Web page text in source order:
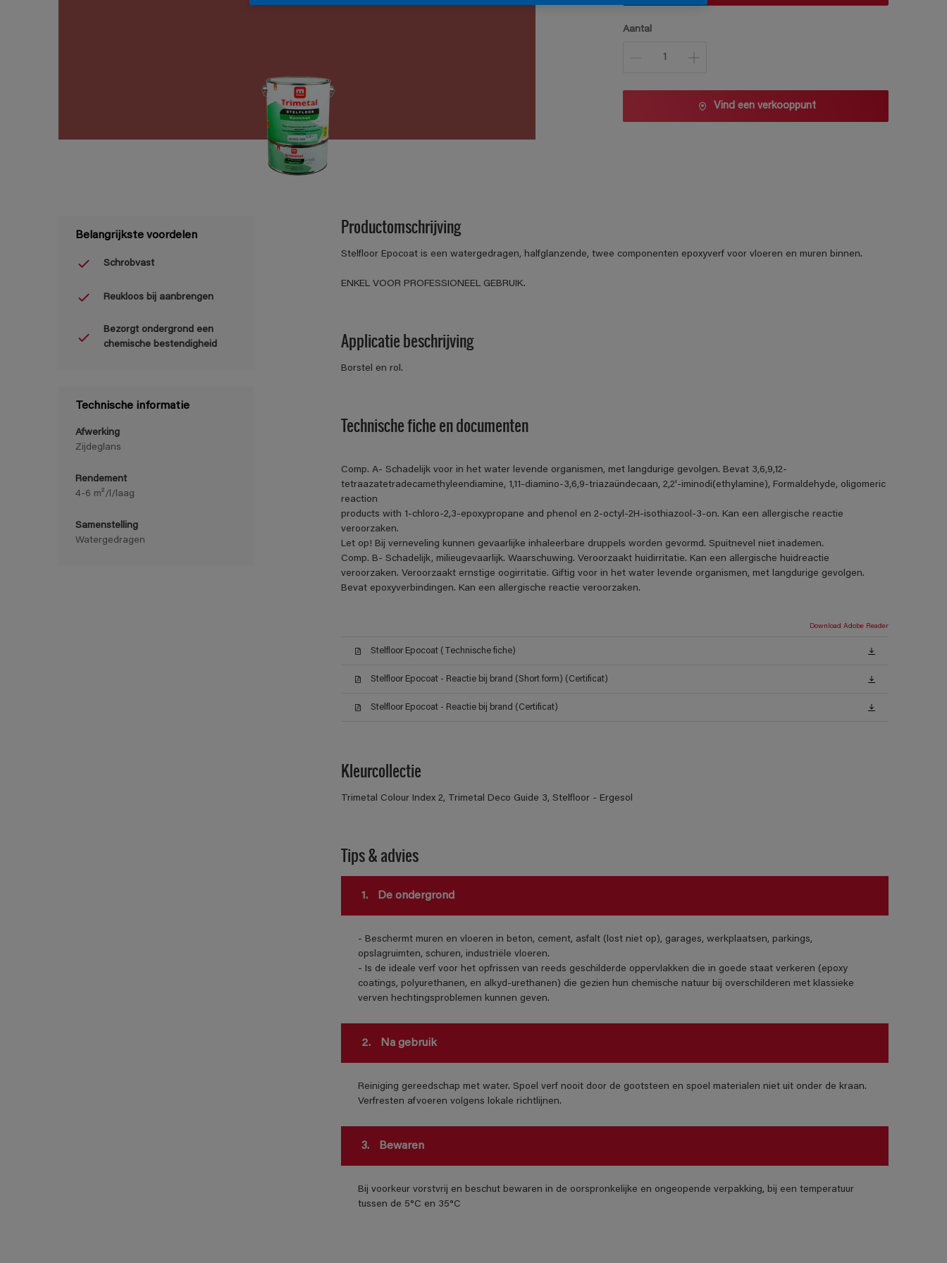
Aantal
Vind een verkooppunt
Belangrijkste voordelen
Schrobvast
Reukloos bij aanbrengen
Bezorgt ondergrond een
chemische bestendigheid
Technische informatie
Afwerking
Zijdeglans
Rendement
4-6 m²/l/laag
Samenstelling
Watergedragen
Productomschrijving
Stelfloor Epocoat is een watergedragen, halfglanzende, twee componenten epoxyverf voor vloeren en muren binnen.
ENKEL VOOR PROFESSIONEEL GEBRUIK.
Applicatie beschrijving
Borstel en rol.
Technische fiche en documenten
Comp. A- Schadelijk voor in het water levende organismen, met langdurige gevolgen. Bevat 3,6,9,12-
tetraazatetradecamethyleendiamine, 1,11-diamino-3,6,9-triazaündecaan, 2,2'-iminodi(ethylamine), Formaldehyde, oligomeric
reaction
products with 1-chloro-2,3-epoxypropane and phenol en 2-octyl-2H-isothiazool-3-on. Kan een allergische reactie
veroorzaken.
Let op! Bij verneveling kunnen gevaarlijke inhaleerbare druppels worden gevormd. Spuitnevel niet inademen.
Comp. B- Schadelijk, milieugevaarlijk. Waarschuwing. Veroorzaakt huidirritatie. Kan een allergische huidreactie
veroorzaken. Veroorzaakt ernstige oogirritatie. Giftig voor in het water levende organismen, met langdurige gevolgen.
Bevat epoxyverbindingen. Kan een allergische reactie veroorzaken.
Download Adobe Reader
Stelfloor Epocoat (Technische fiche)
Stelfloor Epocoat - Reactie bij brand (Short form) (Certificat)
Stelfloor Epocoat - Reactie bij brand (Certificat)
Kleurcollectie
Trimetal Colour Index 2, Trimetal Deco Guide 3, Stelfloor - Ergesol
Tips & advies
1. De ondergrond
- Beschermt muren en vloeren in beton, cement, asfalt (lost niet op), garages, werkplaatsen, parkings,
opslagruimten, schuren, industriële vloeren.
- Is de ideale verf voor het opfrissen van reeds geschilderde oppervlakken die in goede staat verkeren (epoxy
coatings, polyurethanen, en alkyd-urethanen) die gezien hun chemische natuur bij overschilderen met klassieke
verven hechtingsproblemen kunnen geven.
2. Na gebruik
Reiniging gereedschap met water. Spoel verf nooit door de gootsteen en spoel materialen niet uit onder de kraan.
Verfresten afvoeren volgens lokale richtlijnen.
3. Bewaren
Bij voorkeur vorstvrij en beschut bewaren in de oorspronkelijke en ongeopende verpakking, bij een temperatuur
tussen de 5°C en 35°C